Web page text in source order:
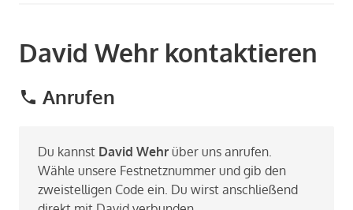
David Wehr kontaktieren
Anrufen
Du kannst David Wehr über uns anrufen.
Wähle unsere Festnetznummer und gib den
zweistelligen Code ein. Du wirst anschließend